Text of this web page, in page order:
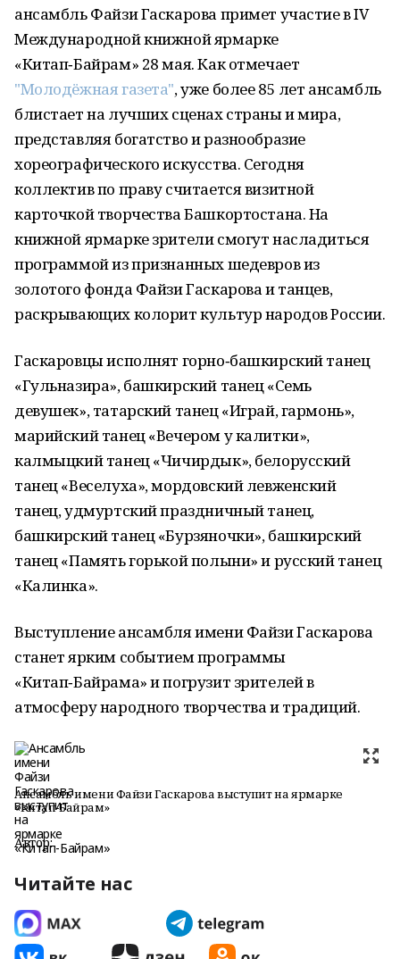
ансамбль Файзи Гаскарова примет участие в IV
Международной книжной ярмарке
«Китап‑Байрам» 28 мая. Как отмечает
"Молодёжная газета", уже более 85 лет ансамбль
блистает на лучших сценах страны и мира,
представляя богатство и разнообразие
хореографического искусства. Сегодня
коллектив по праву считается визитной
карточкой творчества Башкортостана. На
книжной ярмарке зрители смогут насладиться
программой из признанных шедевров из
золотого фонда Файзи Гаскарова и танцев,
раскрывающих колорит культур народов России.
Гаскаровцы исполнят горно‑башкирский танец
«Гульназира», башкирский танец «Семь
девушек», татарский танец «Играй, гармонь»,
марийский танец «Вечером у калитки»,
калмыцкий танец «Чичирдык», белорусский
танец «Веселуха», мордовский левженский
танец, удмуртский праздничный танец,
башкирский танец «Бурзяночки», башкирский
танец «Память горькой полыни» и русский танец
«Калинка».
Выступление ансамбля имени Файзи Гаскарова
станет ярким событием программы
«Китап‑Байрама» и погрузит зрителей в
атмосферу народного творчества и традиций.
Ансамбль имени Файзи Гаскарова выступит на ярмарке
«Китап‑Байрам»
Автор:
Читайте нас